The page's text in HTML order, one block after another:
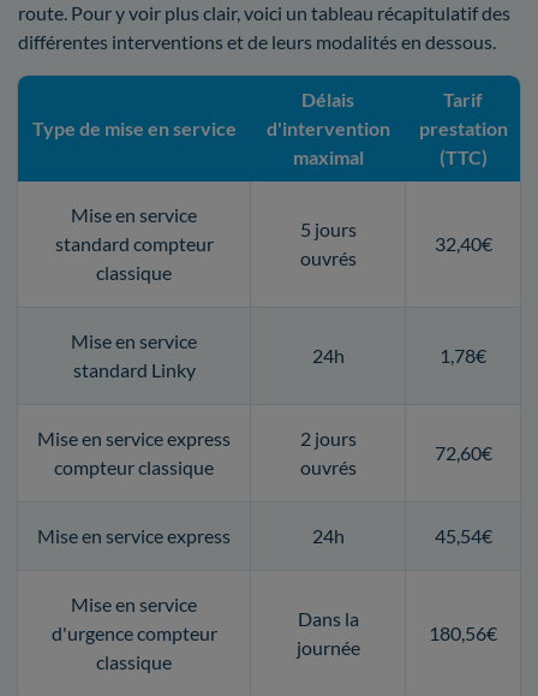
route. Pour y voir plus clair, voici un tableau récapitulatif des
différentes interventions et de leurs modalités en dessous.
Type de mise en service
Délais
d'intervention
maximal
Tarif
prestation
(TTC)
Mise en service
standard compteur
classique
5 jours
ouvrés
32,40€
Mise en service
standard Linky
24h 1,78€
Mise en service express
compteur classique
2 jours
ouvrés
72,60€
Mise en service express 24h 45,54€
Mise en service
d'urgence compteur
classique
Dans la
journée
180,56€